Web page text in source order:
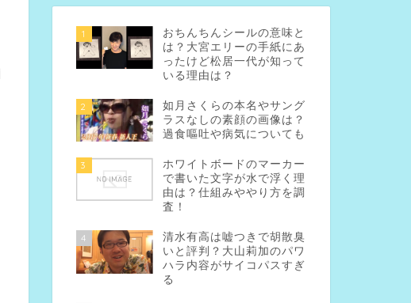
1
おちんちんシールの意味と
は？大宮エリーの手紙にあ
ったけど松居一代が知って
いる理由は？
2
如月さくらの本名やサング
ラスなしの素顔の画像は？
過食嘔吐や病気についても
3
ホワイトボードのマーカー
で書いた文字が水で浮く理
由は？仕組みややり方を調
査！
4
清水有高は嘘つきで胡散臭
いと評判？大山莉加のパワ
ハラ内容がサイコパスすぎ
る